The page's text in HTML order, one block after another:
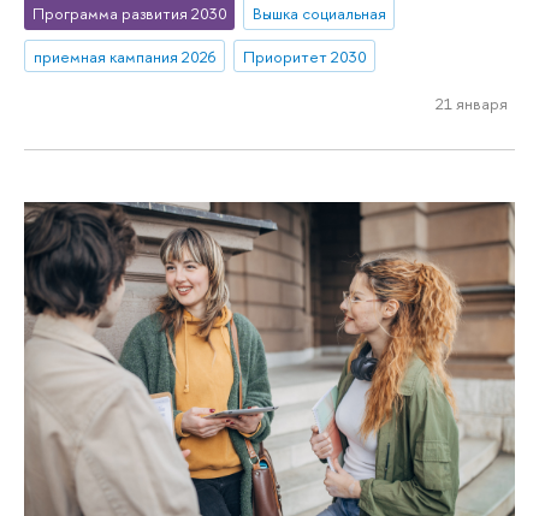
Программа развития 2030
Вышка социальная
приемная кампания 2026
Приоритет 2030
21 января